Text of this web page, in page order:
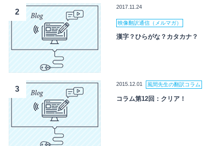
2
2017.11.24
映像翻訳通信（メルマガ）
漢字？ひらがな？カタカナ？
3
2015.12.01 風間先生の翻訳コラム
コラム第12回：クリア！